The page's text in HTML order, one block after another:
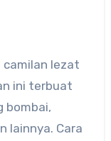
camilan lezat
ini terbuat
bombai,
lainnya. Cara